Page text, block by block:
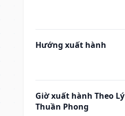
Hướng xuất hành
Giờ xuất hành Theo Lý
Thuần Phong